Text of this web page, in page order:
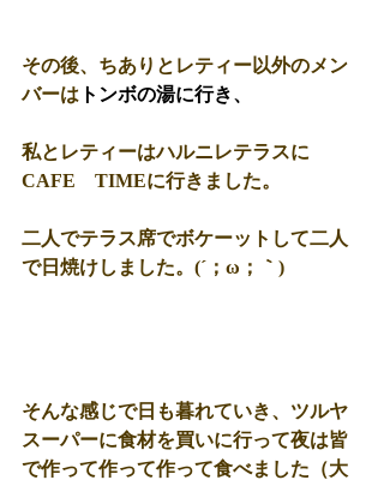
その後、ちありとレティー以外のメン
バーは トンボの湯に行き、
私とレティーはハルニレテラスに
CAFE　TIMEに行きました。
二人でテラス席でボケーットして二人
で日焼けしました。(´；ω；｀)
そんな感じで日も暮れていき、ツルヤ
スーパーに食材を買いに行って夜は皆
で作って作って作って食べました（大